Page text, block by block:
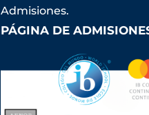
Admisiones.
PÁGINA DE